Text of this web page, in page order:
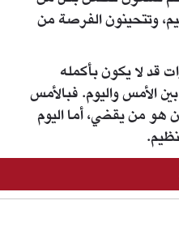
وتتحينون الفرصة من
قد لا يكون بأكمله
الأمس واليوم. فبالأمس
هو من يقضي، أما اليوم